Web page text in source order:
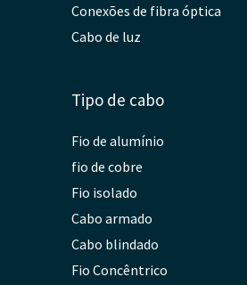
Conexões de fibra óptica
Cabo de luz
Tipo de cabo
Fio de alumínio
fio de cobre
Fio isolado
Cabo armado
Cabo blindado
Fio Concêntrico